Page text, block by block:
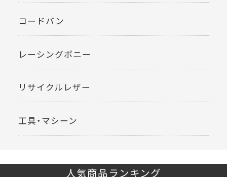
コードバン
レーシングポニー
リサイクルレザー
工具・マシーン
人気商品ランキング